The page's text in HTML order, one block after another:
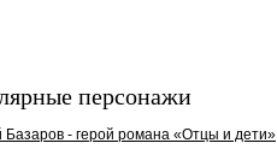
персонажи
Базаров - герой романа «Отцы и дети»